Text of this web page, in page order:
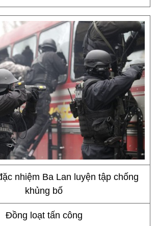
Đồng loạt tấn công